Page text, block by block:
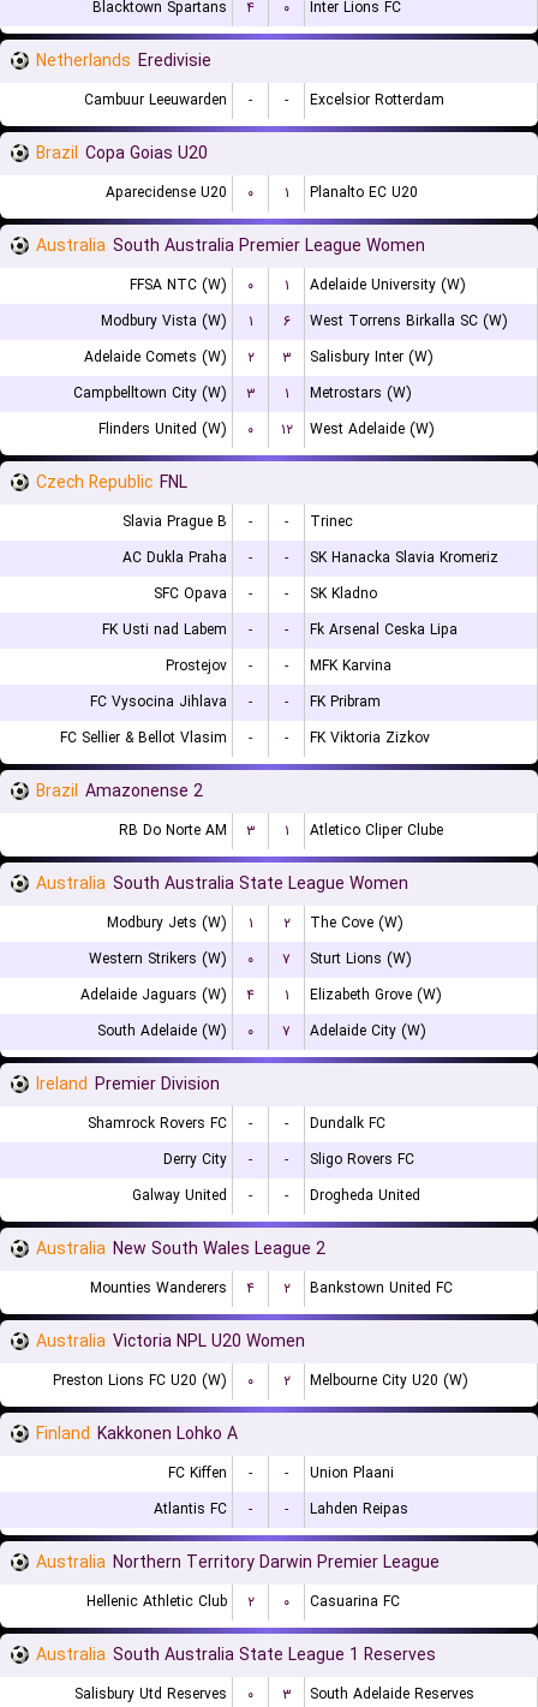
Blacktown Spartans ۴ ۰ Inter Lions FC
Netherlands Eredivisie
Cambuur Leeuwarden - - Excelsior Rotterdam
Brazil Copa Goias U20
Aparecidense U20 ۰ ۱ Planalto EC U20
Australia South Australia Premier League Women
FFSA NTC (W) ۰ ۱
Adelaide University (W)
Modbury Vista (W)
۱ ۶
West Torrens Birkalla SC (W)
Adelaide Comets (W)
۲ ۳
Salisbury Inter (W)
Campbelltown City (W)
۳ ۱
Metrostars (W)
Flinders United (W)
۰ ۱۲ West Adelaide (W)
Czech Republic FNL
Slavia Prague B - -
Trinec
AC Dukla Praha
- -
SK Hanacka Slavia Kromeriz
SFC Opava
- -
SK Kladno
FK Usti nad Labem
- -
Fk Arsenal Ceska Lipa
Prostejov
- -
MFK Karvina
FC Vysocina Jihlava
- -
FK Pribram
FC Sellier & Bellot Vlasim
- - FK Viktoria Zizkov
Brazil Amazonense 2
RB Do Norte AM ۳ ۱ Atletico Cliper Clube
Australia South Australia State League Women
Modbury Jets (W) ۱ ۲
The Cove (W)
Western Strikers (W)
۰ ۷
Sturt Lions (W)
Adelaide Jaguars (W)
۴ ۱
Elizabeth Grove (W)
South Adelaide (W)
۰ ۷ Adelaide City (W)
Ireland Premier Division
Shamrock Rovers FC - -
Dundalk FC
Derry City
- -
Sligo Rovers FC
Galway United
- - Drogheda United
Australia New South Wales League 2
Mounties Wanderers ۴ ۲ Bankstown United FC
Australia Victoria NPL U20 Women
Preston Lions FC U20 (W) ۰ ۲ Melbourne City U20 (W)
Finland Kakkonen Lohko A
FC Kiffen - -
Union Plaani
Atlantis FC
- - Lahden Reipas
Australia Northern Territory Darwin Premier League
Hellenic Athletic Club ۲ ۰ Casuarina FC
Australia South Australia State League 1 Reserves
Salisbury Utd Reserves ۰ ۳ South Adelaide Reserves